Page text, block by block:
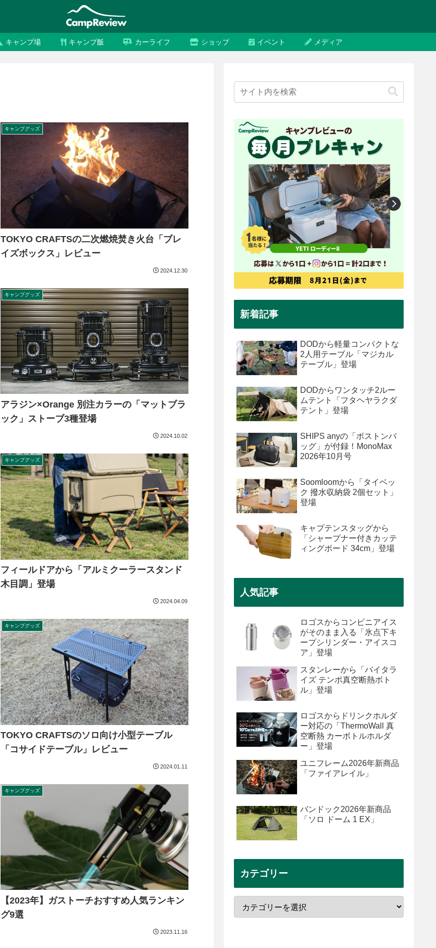
キャンプ場 キャンプ飯 カーライフ ショップ イベント メディア
キャンプグッズ
TOKYO CRAFTSの二次燃焼焚き火台「ブレ
イズボックス」レビュー
2024.12.30
キャンプグッズ
アラジン×Orange 別注カラーの「マットブラ
ック」ストーブ3種登場
2024.10.02
キャンプグッズ
フィールドアから「アルミクーラースタンド
木目調」登場
2024.04.09
キャンプグッズ
TOKYO CRAFTSのソロ向け小型テーブル
「コサイドテーブル」レビュー
2024.01.11
キャンプグッズ
【2023年】ガストーチおすすめ人気ランキン
グ9選
2023.11.16
新着記事
DODから軽量コンパクトな
2人用テーブル「マジカル
テーブル」登場
DODからワンタッチ2ルー
ムテント「フタヘヤラクダ
テント」登場
SHIPS anyの「ボストンバ
ッグ」が付録！MonoMax
2026年10月号
Soomloomから「タイベッ
ク 撥水収納袋 2個セット」
登場
キャプテンスタッグから
「シャープナー付きカッテ
ィングボード 34cm」登場
人気記事
ロゴスからコンビニアイス
がそのまま入る「氷点下キ
ープシリンダー・アイスコ
ア」登場
スタンレーから「バイタラ
イズ テンポ真空断熱ボト
ル」登場
ロゴスからドリンクホルダ
ー対応の「ThermoWall 真
空断熱 カーボトルホルダ
ー」登場
ユニフレーム2026年新商品
「ファイアレイル」
バンドック2026年新商品
「ソロ ドーム 1 EX」
カテゴリー